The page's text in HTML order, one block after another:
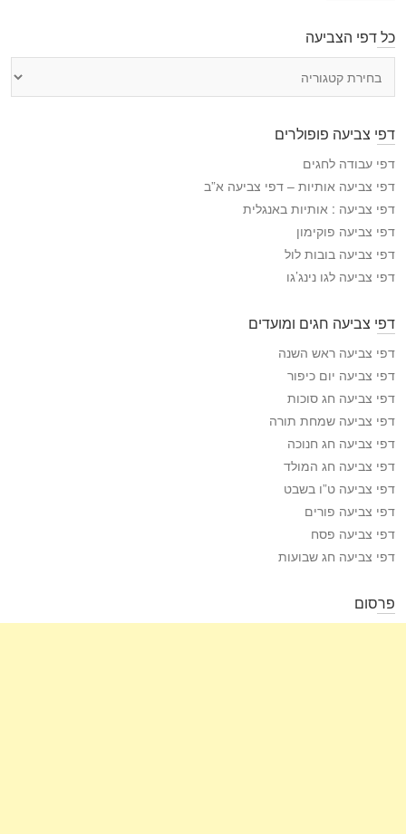
כל דפי הצביעה
י
ה
צ
י
ע
ה
דפי צביעה פופולרים
דפי עבודה לחגים
דפי צביעה אותיות – דפי צביעה א”ב
דפי צביעה : אותיות באנגלית
דפי צביעה פוקימון
דפי צביעה בובות לול
דפי צביעה לגו נינג’גו
דפי צביעה חגים ומועדים
דפי צביעה ראש השנה
דפי צביעה יום כיפור
דפי צביעה חג סוכות
דפי צביעה שמחת תורה
דפי צביעה חג חנוכה
דפי צביעה חג המולד
דפי צביעה ט”ו בשבט
דפי צביעה פורים
דפי צביעה פסח
דפי צביעה חג שבועות
פרסום